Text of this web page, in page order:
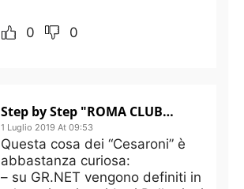
0 0
Step by Step "ROMA CLUB JAMES PALLOTTA"
1 Luglio 2019 At 09:53
Questa cosa dei “Cesaroni” è
abbastanza curiosa:
– su GR.NET vengono definiti in